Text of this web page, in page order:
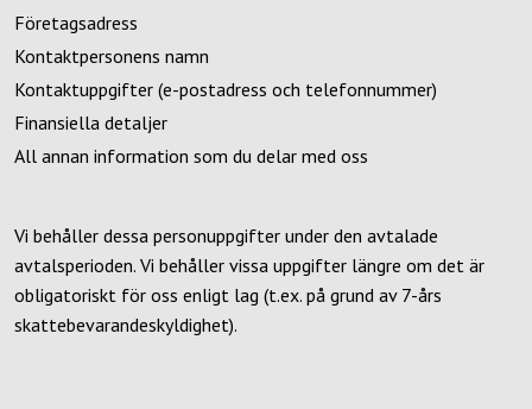
Företagsadress
Kontaktpersonens namn
Kontaktuppgifter (e-postadress och telefonnummer)
Finansiella detaljer
All annan information som du delar med oss
Vi behåller dessa personuppgifter under den avtalade
avtalsperioden. Vi behåller vissa uppgifter längre om det är
obligatoriskt för oss enligt lag (t.ex. på grund av 7-års
skattebevarandeskyldighet).